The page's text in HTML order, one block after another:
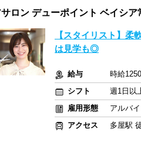
ロン デューポイント ベイシア
【スタイリスト】
は見学も◎
給与
時給
シフト
週1日以
雇用形態
アルバ
アクセス
多屋駅